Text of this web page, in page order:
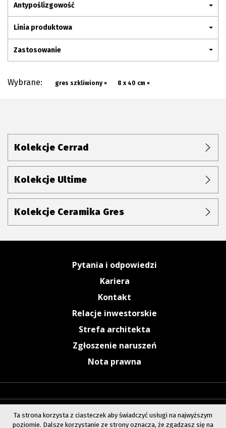
Antypoślizgowość
Linia produktowa
Zastosowanie
Wybrane: gres szkliwiony × 8 x 40 cm ×
Kolekcje Cerrad
Kolekcje Ultime
Kolekcje Ceramika Gres
Pytania i odpowiedzi
Kariera
Kontakt
Relacje inwestorskie
Strefa architekta
Zgłoszenie naruszeń
Nota prawna
Ta strona korzysta z ciasteczek aby świadczyć usługi na najwyższym
poziomie. Dalsze korzystanie ze strony oznacza, że zgadzasz się na